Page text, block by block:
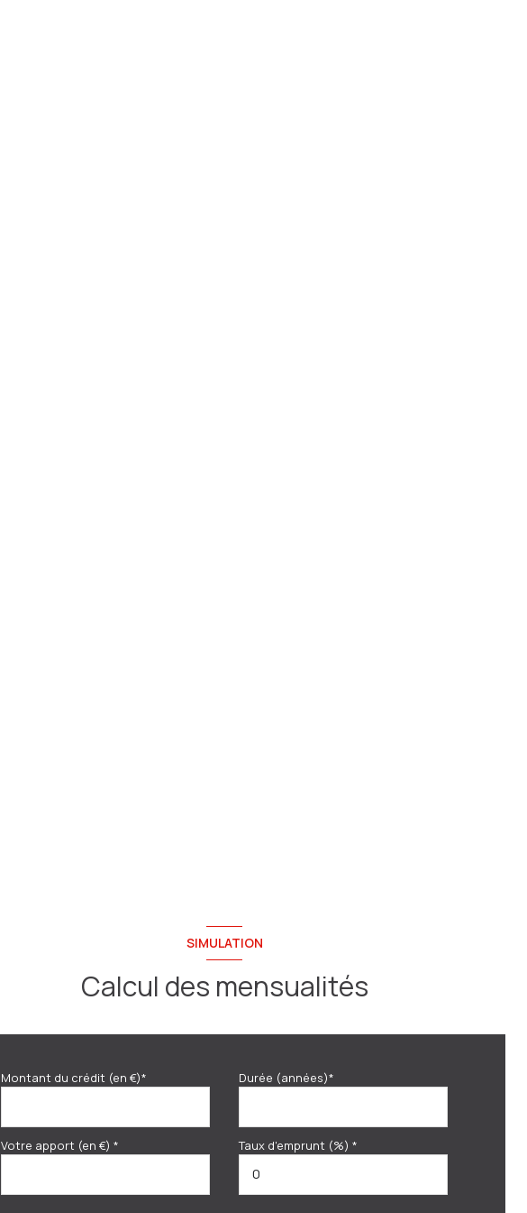
SIMULATION
Calcul des mensualités
Montant du crédit (en €)* Durée (années)*
Votre apport (en €) * Taux d'emprunt (%) *